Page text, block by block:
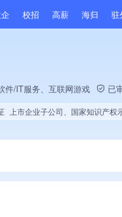
校招 高薪 海归 驻
件/IT服务、互联网游戏 已
上市企业子公司、国家知识产权示范企业、小巨人企业、专精特新企业、高新技术企业、省级企业技术中心、央企供应商、政府供应商、上市企业供应商、战略性新兴领域创新能力、绝对控股4家公司、薪资水平全省同行前5%、A级纳税人、知名品牌供应商、多